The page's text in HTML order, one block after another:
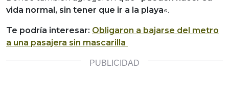
vida normal, sin tener que ir a la playa«.
Te podría interesar: Obligaron a bajarse del metro
a una pasajera sin mascarilla